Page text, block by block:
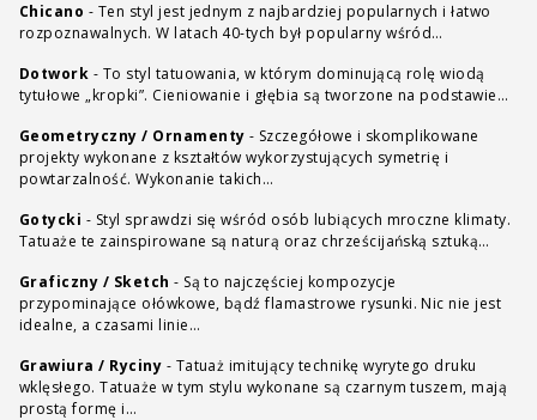
Chicano - Ten styl jest jednym z najbardziej popularnych i łatwo
rozpoznawalnych. W latach 40-tych był popularny wśród…
Dotwork - To styl tatuowania, w którym dominującą rolę wiodą
tytułowe „kropki”. Cieniowanie i głębia są tworzone na podstawie…
Geometryczny / Ornamenty - Szczegółowe i skomplikowane
projekty wykonane z kształtów wykorzystujących symetrię i
powtarzalność. Wykonanie takich…
Gotycki - Styl sprawdzi się wśród osób lubiących mroczne klimaty.
Tatuaże te zainspirowane są naturą oraz chrześcijańską sztuką…
Graficzny / Sketch - Są to najczęściej kompozycje
przypominające ołówkowe, bądź flamastrowe rysunki. Nic nie jest
idealne, a czasami linie…
Grawiura / Ryciny - Tatuaż imitujący technikę wyrytego druku
wklęsłego. Tatuaże w tym stylu wykonane są czarnym tuszem, mają
prostą formę i…